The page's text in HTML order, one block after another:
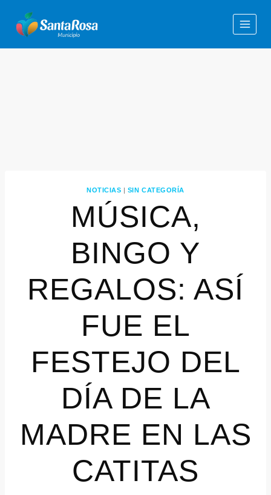
NOTICIAS | SIN CATEGORÍA
MÚSICA,
BINGO Y
REGALOS: ASÍ
FUE EL
FESTEJO DEL
DÍA DE LA
MADRE EN LAS
CATITAS